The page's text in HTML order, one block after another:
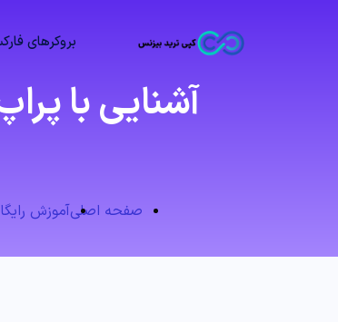
بروکرهای
آشنایی با
صفحه اصلیآموزش